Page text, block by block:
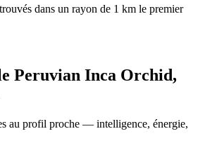
dans un rayon de 1 km le premier
Peruvian Inca Orchid,
au profil proche — intelligence, énergie,